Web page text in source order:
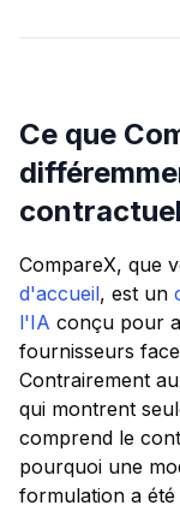
Ce que
CompareX, que
d'accueil, est un
l'IA conçu pour
fournisseurs
Contrairement
qui montrent
comprend le
pourquoi une
formulation a